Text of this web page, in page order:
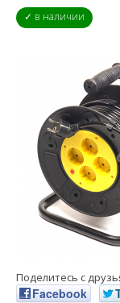
✓ в наличии
Поделитесь с
Facebook